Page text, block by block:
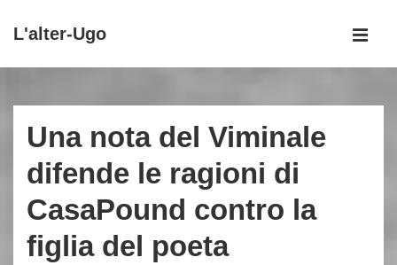
Vai
principale
L'alter-Ugo
principale
Una nota del Viminale
difende le ragioni di
CasaPound contro la
figlia del poeta